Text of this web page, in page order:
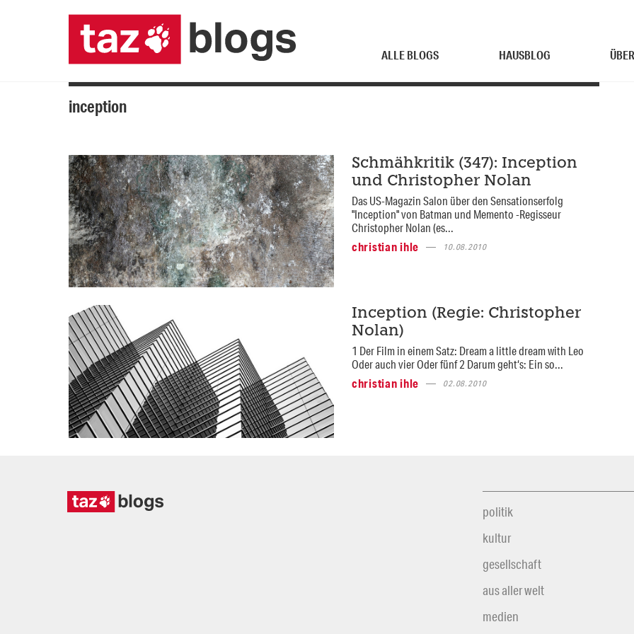
ALLE BLOGS HAUSBLOG
inception
Schmähkritik (347): Inception
und Christopher Nolan
Das US-Magazin Salon über den Sensationserfolg
"Inception" von Batman und Memento -Regisseur
Christopher Nolan (es...
christian ihle
10.08.2010
Inception (Regie: Christopher
Nolan)
1 Der Film in einem Satz: Dream a little dream with Leo
Oder auch vier Oder fünf 2 Darum geht‘s: Ein so...
christian ihle
02.08.2010
politik
kultur
gesellschaft
aus aller welt
medien